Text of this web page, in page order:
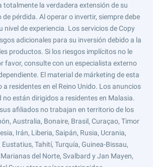
totalmente la verdadera extensión de su
pérdida. Al operar o invertir, siempre debe
nivel de experiencia. Los servicios de Copy
adicionales para su inversión debido a la
productos. Si los riesgos implícitos no le
favor, consulte con un especialista externo
El material de márketing de esta
residentes en el Reino Unido. Los anuncios
no están dirigidos a residentes en Malasia.
afiliados no trabajan en territorio de los
Australia, Bonaire, Brasil, Curaçao, Timor
Irán, Liberia, Saipán, Rusia, Ucrania,
Tahití, Turquía, Guinea-Bissau,
del Norte, Svalbard y Jan Mayen,